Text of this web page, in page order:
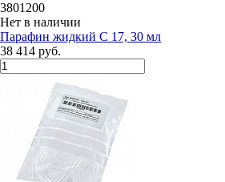
3801200
Нет в наличии
Парафин жидкий C 17, 30 мл
38 414 руб.